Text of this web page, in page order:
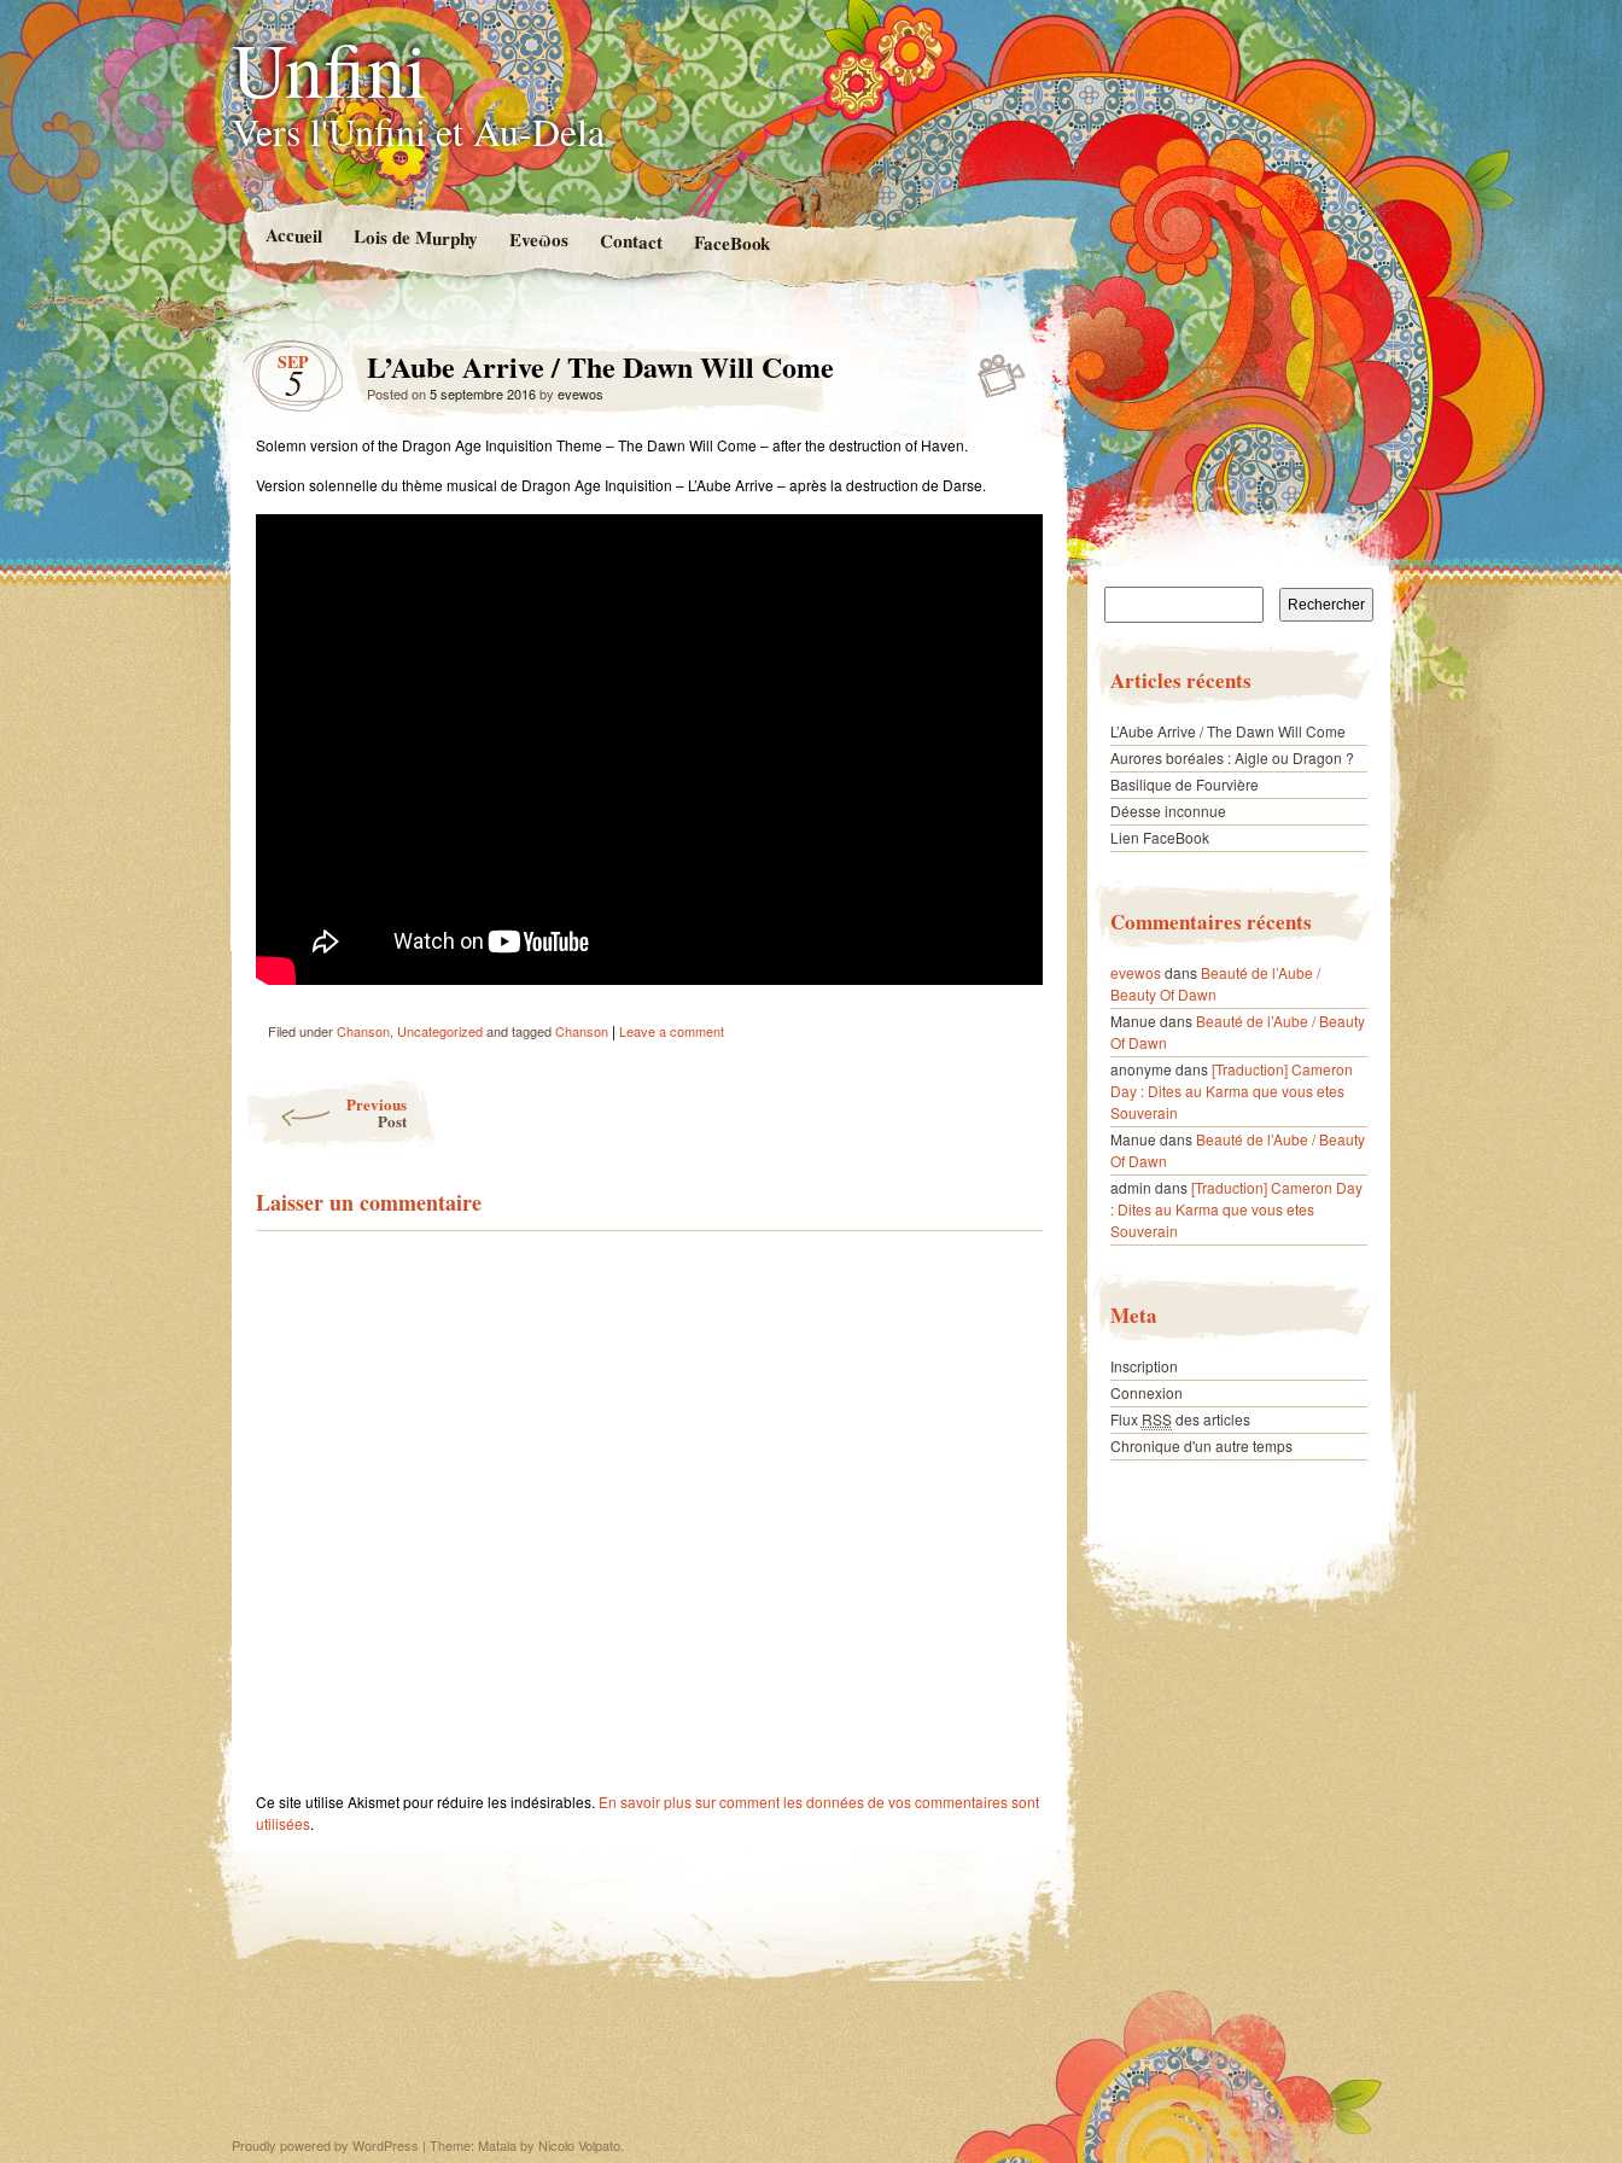
Unfini
Vers l'Unfini et Au-Dela
Accueil Lois de Murphy Eveϖos Contact FaceBook
SEP
5 L’Aube Arrive / The Dawn Will Come
Posted on5 septembre 2016by evewos
Solemn version of the Dragon Age Inquisition Theme – The Dawn Will Come – after the destruction of Haven.
Version solennelle du thème musical de Dragon Age Inquisition – L’Aube Arrive – après la destruction de Darse.
Filed underChanson, Uncategorizedand taggedChanson | Leave a comment
Previous
Post
Laisser un commentaire
Ce site utilise Akismet pour réduire les indésirables. En savoir plus sur comment les données de vos commentaires sont
utilisées.
Rechercher :
Articles récents
L’Aube Arrive / The Dawn Will Come
Aurores boréales : Aigle ou Dragon ?
Basilique de Fourvière
Déesse inconnue
Lien FaceBook
Commentaires récents
evewosdans Beauté de l’Aube /
Beauty Of Dawn
Manue dans Beauté de l’Aube / Beauty
Of Dawn
anonyme dans[Traduction] Cameron
Day : Dites au Karma que vous etes
Souverain
Manue dans Beauté de l’Aube / Beauty
Of Dawn
admin dans[Traduction] Cameron Day
: Dites au Karma que vous etes
Souverain
Meta
Inscription
Connexion
Flux RSSdes articles
Chronique d'un autre temps
Proudly powered by WordPress | Theme: Matala by Nicolo Volpato